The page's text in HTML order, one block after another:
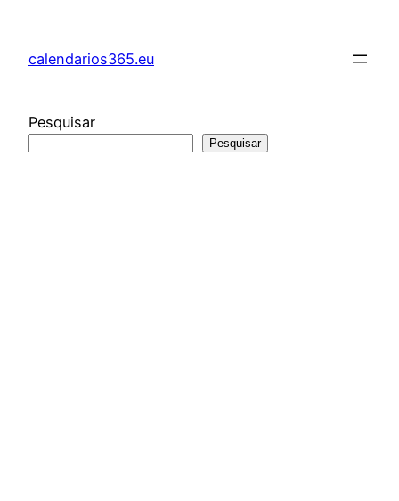
calendarios365.eu
Pesquisar
Pesquisar